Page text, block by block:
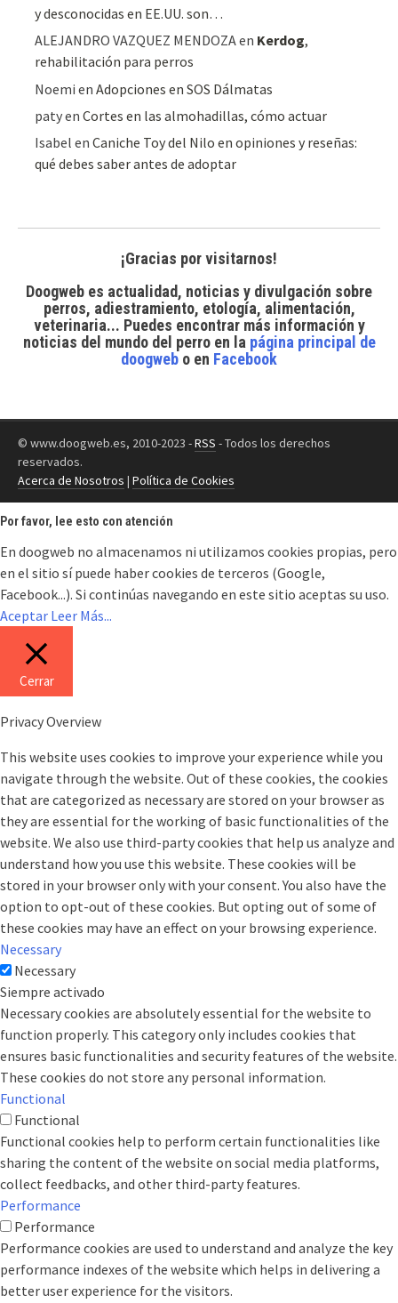
y desconocidas en EE.UU. son…
ALEJANDRO VAZQUEZ MENDOZAen Kerdog,
rehabilitación para perros
Noemi enAdopciones en SOS Dálmatas
patyenCortes en las almohadillas, cómo actuar
Isabel enCaniche Toy del Nilo en opiniones y reseñas:
qué debes saber antes de adoptar
¡Gracias por visitarnos!
Doogweb es actualidad, noticias y divulgación sobre
perros, adiestramiento, etología, alimentación,
veterinaria... Puedes encontrar más información y
noticias del mundo del perroen la página principal de
doogweb o en Facebook
© www.doogweb.es, 2010-2023 -RSS - Todos los derechos
reservados.
Acerca de Nosotros | Política de Cookies
Por favor, lee esto con atención
En doogweb no almacenamos ni utilizamos cookies propias, pero
en el sitio sí puede haber cookies de terceros (Google,
Facebook...). Si continúas navegando en este sitio aceptas su uso.
Aceptar Leer Más...
Cerrar
Privacy Overview
This website uses cookies to improve your experience while you
navigate through the website. Out of these cookies, the cookies
that are categorized as necessary are stored on your browser as
they are essential for the working of basic functionalities of the
website. We also use third-party cookies that help us analyze and
understand how you use this website. These cookies will be
stored in your browser only with your consent. You also have the
option to opt-out of these cookies. But opting out of some of
these cookies may have an effect on your browsing experience.
Necessary
Necessary
Siempre activado
Necessary cookies are absolutely essential for the website to
function properly. This category only includes cookies that
ensures basic functionalities and security features of the website.
These cookies do not store any personal information.
Functional
Functional
Functional cookies help to perform certain functionalities like
sharing the content of the website on social media platforms,
collect feedbacks, and other third-party features.
Performance
Performance
Performance cookies are used to understand and analyze the key
performance indexes of the website which helps in delivering a
better user experience for the visitors.